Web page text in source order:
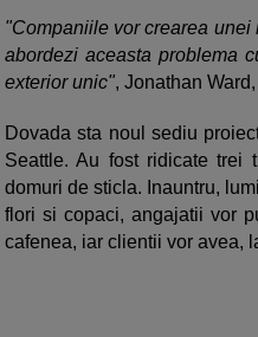
"Companiile vor crearea unei
abordezi aceasta problema
exterior unic", Jonathan
Dovada sta noul sediu
Seattle. Au fost ridicate trei
domuri de sticla. Inauntru,
flori si copaci, angajatii vor
cafenea, iar clientii vor avea,